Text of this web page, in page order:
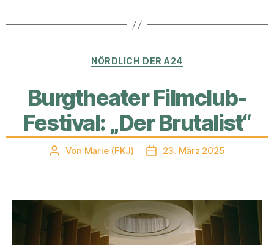
Kategorien
NÖRDLICH DER A24
Burgtheater Filmclub-
Festival: „Der Brutalist“
Beitragsautor
Von Marie (FKJ) Veröffentlichungsdatum
23. März 2025